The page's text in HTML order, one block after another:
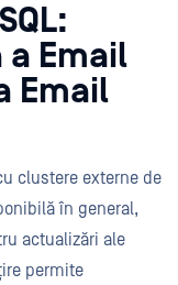
Email
Email
clustere externe de
în general,
actualizări ale
permite